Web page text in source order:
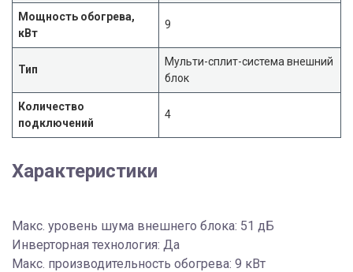
Мощность обогрева,
кВт
9
Тип
Мульти-сплит-система внешний
блок
Количество
подключений
4
Характеристики
Макс. уровень шума внешнего блока: 51 дБ
Инверторная технология: Да
Макс. производительность обогрева: 9 кВт